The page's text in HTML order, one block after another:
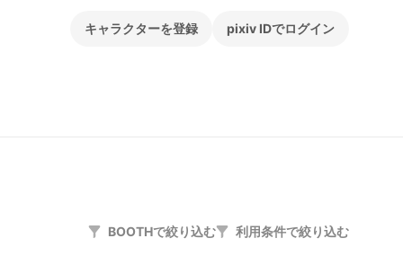
キャラクターを登録 pixiv IDでログイン
BOOTHで絞り込む 利用条件で絞り込む